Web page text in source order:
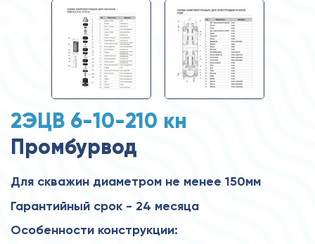
2ЭЦВ 6-10-210 кн
Промбурвод
Для скважин диаметром не менее 150мм
Гарантийный срок - 24 месяца
Особенности конструкции: